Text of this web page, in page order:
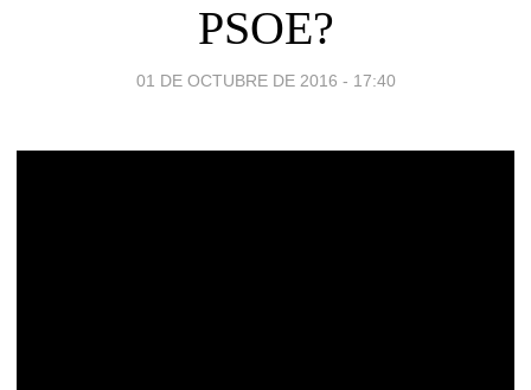
PSOE?
01 DE OCTUBRE DE 2016 - 17:40